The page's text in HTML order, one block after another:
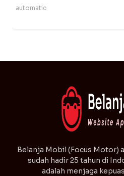
automatic
⁠Belanja Mobil (Focus Motor)
sudah hadir 25 tahun di
adalah menjaga